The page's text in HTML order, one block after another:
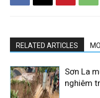
RELATED ARTICLES
Sơn La
nghiêm